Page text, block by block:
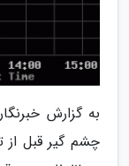
به گزارش
چشم گیر قبل از